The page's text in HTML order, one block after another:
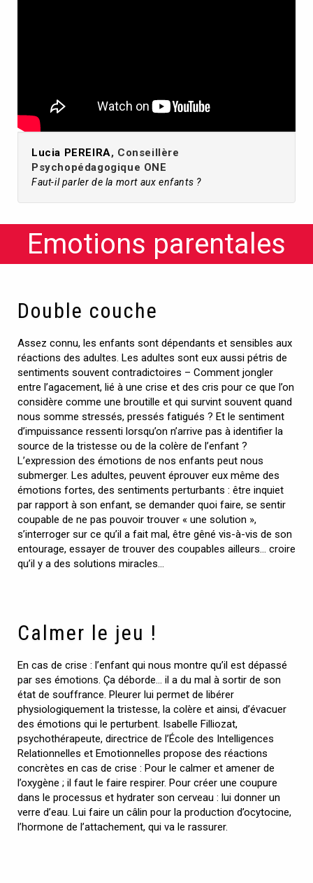
Lucia PEREIRA, Conseillère
Psychopédagogique ONE
Faut-il parler de la mort aux enfants ?
Emotions parentales
Double couche
Assez connu, les enfants sont dépendants et sensibles aux
réactions des adultes. Les adultes sont eux aussi pétris de
sentiments souvent contradictoires – Comment jongler
entre l’agacement, lié à une crise et des cris pour ce que l’on
considère comme une broutille et qui survint souvent quand
nous somme stressés, pressés fatigués ? Et le sentiment
d’impuissance ressenti lorsqu’on n’arrive pas à identifier la
source de la tristesse ou de la colère de l’enfant ?
L’expression des émotions de nos enfants peut nous
submerger. Les adultes, peuvent éprouver eux même des
émotions fortes, des sentiments perturbants : être inquiet
par rapport à son enfant, se demander quoi faire, se sentir
coupable de ne pas pouvoir trouver « une solution »,
s’interroger sur ce qu’il a fait mal, être gêné vis-à-vis de son
entourage, essayer de trouver des coupables ailleurs… croire
qu’il y a des solutions miracles…
Calmer le jeu !
En cas de crise : l’enfant qui nous montre qu’il est dépassé
par ses émotions. Ça déborde… il a du mal à sortir de son
état de souffrance. Pleurer lui permet de libérer
physiologiquement la tristesse, la colère et ainsi, d’évacuer
des émotions qui le perturbent. Isabelle Filliozat,
psychothérapeute, directrice de l’École des Intelligences
Relationnelles et Emotionnelles propose des réactions
concrètes en cas de crise : Pour le calmer et amener de
l’oxygène ; il faut le faire respirer. Pour créer une coupure
dans le processus et hydrater son cerveau : lui donner un
verre d’eau. Lui faire un câlin pour la production d’ocytocine,
l’hormone de l’attachement, qui va le rassurer.